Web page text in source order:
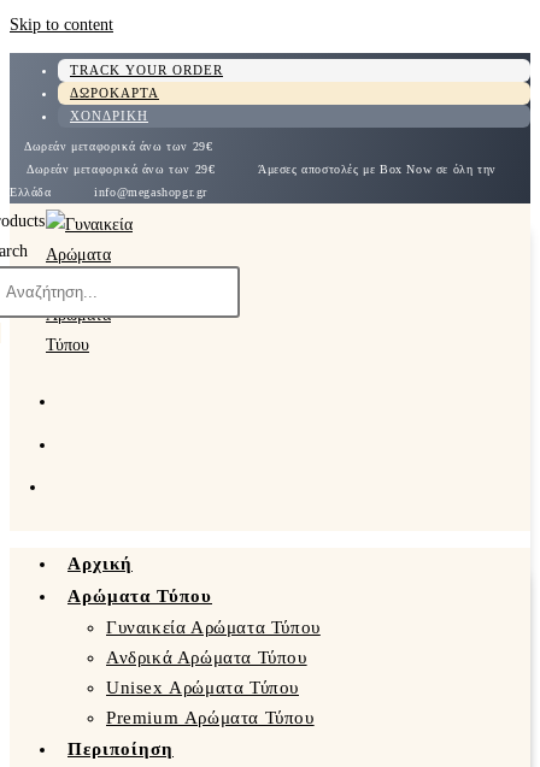
Skip to content
TRACK YOUR ORDER
ΔΩΡΟΚΑΡΤΑ
ΧΟΝΔΡΙΚΗ
Δωρεάν μεταφορικά άνω των 29€
Δωρεάν μεταφορικά άνω των 29€
Άμεσες αποστολές με Box Now σε όλη την
Ελλάδα
info@megashopgr.gr
Αρχική
Αρώματα Τύπου
Γυναικεία Αρώματα Τύπου
Ανδρικά Αρώματα Τύπου
Unisex Αρώματα Τύπου
Premium Αρώματα Τύπου
Περιποίηση